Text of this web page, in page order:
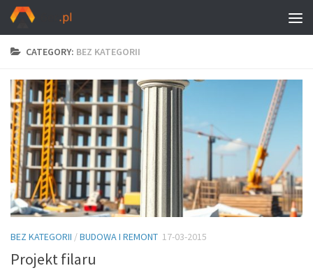
CATEGORY: BEZ KATEGORII
BEZ KATEGORII /BUDOWA I REMONT 17-03-2015
Projekt filaru